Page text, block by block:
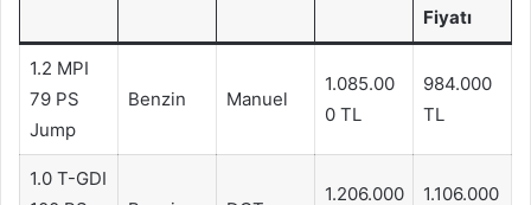
Fiyatı
1.2 MPI
79 PS
Jump
Benzin Manuel
1.085.00
0 TL
984.000
TL
1.0 T-GDI
1.206.000 1.106.000